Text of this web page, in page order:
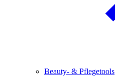
Beauty- & Pflegetools